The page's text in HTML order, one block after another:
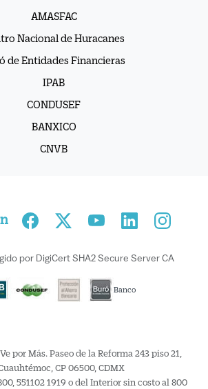
AMASFAC
Nacional de Huracanes
de Entidades Financieras
IPAB
CONDUSEF
BANXICO
CNVB
por DigiCert SHA2 Secure Server CA
Banco
por Más. Paseo de la Reforma 243 piso 21,
CP 06500, CDMX
551102 1919 o del Interior sin costo al 800